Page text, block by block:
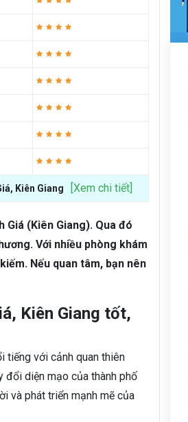
Kiên Giang [Xem chi tiết]
Giá (Kiên Giang). Qua đó
Với nhiều phòng khám
Nếu quan tâm, bạn nên
Kiên Giang tốt,
tiếng với cảnh quan thiên
đổi diện mạo của thành phố
và phát triển mạnh mẽ của